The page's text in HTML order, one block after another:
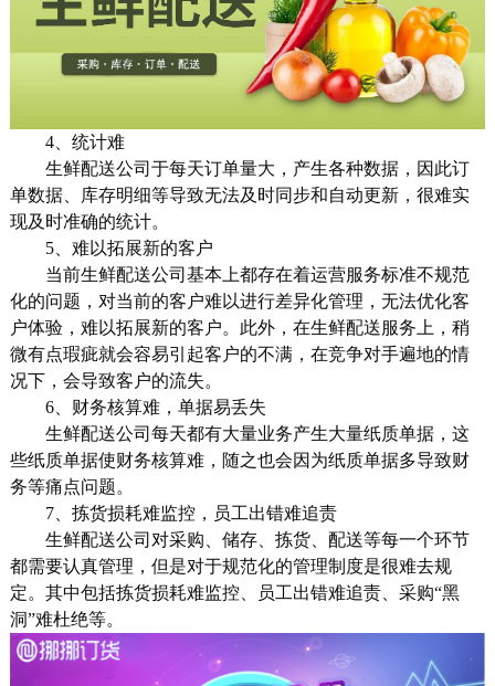
4、统计难
生鲜配送公司于每天订单量大，产生各种数据，因此订
单数据、库存明细等导致无法及时同步和自动更新，很难实
现及时准确的统计。
5、难以拓展新的客户
当前生鲜配送公司基本上都存在着运营服务标准不规范
化的问题，对当前的客户难以进行差异化管理，无法优化客
户体验，难以拓展新的客户。此外，在生鲜配送服务上，稍
微有点瑕疵就会容易引起客户的不满，在竞争对手遍地的情
况下，会导致客户的流失。
6、财务核算难，单据易丢失
生鲜配送公司每天都有大量业务产生大量纸质单据，这
些纸质单据使财务核算难，随之也会因为纸质单据多导致财
务等痛点问题。
7、拣货损耗难监控，员工出错难追责
生鲜配送公司对采购、储存、拣货、配送等每一个环节
都需要认真管理，但是对于规范化的管理制度是很难去规
定。其中包括拣货损耗难监控、员工出错难追责、采购“黑
洞”难杜绝等。